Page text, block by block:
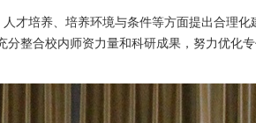
培养、培养环境与条件等方面提出合理化
整合校内师资力量和科研成果，努力优化